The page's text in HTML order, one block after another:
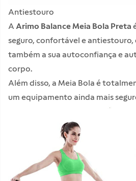
Antiestouro
AArimo Balance Meia Bola Preta
seguro, confortável e antiestouro,
também a sua autoconfiança e
corpo.
Além disso, a Meia Bola é
um equipamento ainda mais